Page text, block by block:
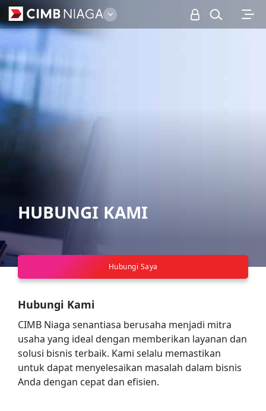
Business
HUBUNGI KAMI
Hubungi Kami
CIMB Niaga senantiasa berusaha menjadi mitra
usaha yang ideal dengan memberikan layanan dan
solusi bisnis terbaik. Kami selalu memastikan
untuk dapat menyelesaikan masalah dalam bisnis
Anda dengan cepat dan efisien.
Hubungi Saya